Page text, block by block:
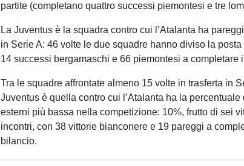
partite (completano quattro successi piemontesi e tre
La Juventus è la squadra contro cui l’Atalanta ha
in Serie A: 46 volte le due squadre hanno diviso la
14 successi bergamaschi e 66 piemontesi a completare
Tra le squadre affrontate almeno 15 volte in trasferta in
Juventus è quella contro cui l’Atalanta ha la percentuale
esterni più bassa nella competizione: 10%, frutto di sei
incontri, con 38 vittorie bianconere e 19 pareggi a
bilancio.